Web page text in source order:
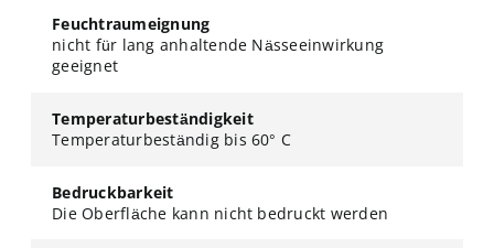
Feuchtraumeignung
nicht für lang anhaltende Nässeeinwirkung
geeignet
Temperaturbeständigkeit
Temperaturbeständig bis 60° C
Bedruckbarkeit
Die Oberfläche kann nicht bedruckt werden